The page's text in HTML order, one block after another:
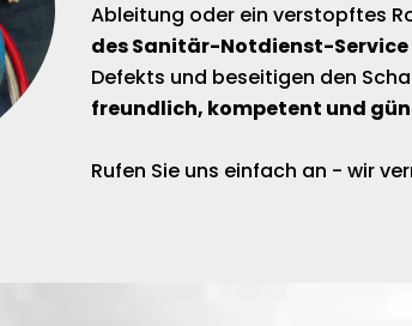
Ableitung oder ein verstopftes
des Sanitär-Notdienst-Service
Defekts und beseitigen den
freundlich, kompetent und
Rufen Sie uns einfach an - wir